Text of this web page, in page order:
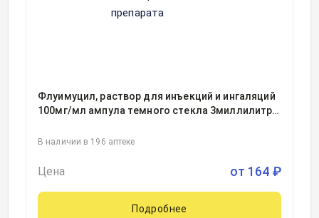
Флуимуцил, раствор для инъекций и ингаляций
100мг/мл ампула темного стекла 3миллилитр,
В наличии в 196 аптеке
Цена от 164 ₽
Подробнее